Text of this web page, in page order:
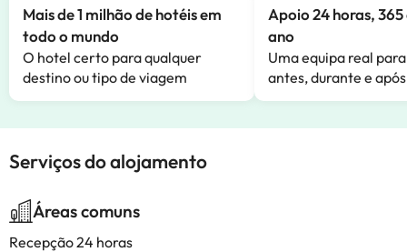
Mais de 1 milhão de hotéis em
todo o mundo
O hotel certo para qualquer
destino ou tipo de viagem
Apoio 24 horas,
ano
Uma equipa real
antes, durante e
Serviços do alojamento
Áreas comuns
Recepção 24 horas